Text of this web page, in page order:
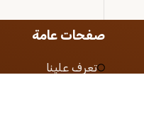
صفحات عامة
تعرف علينا